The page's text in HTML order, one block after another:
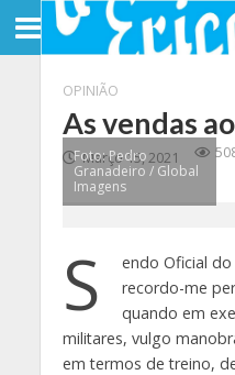
OPINIÃO
As vendas
Março 15, 2021
Foto: Pedro
Granadeiro / Global
Imagens
S
endo Oficial do
recordo-me
quando em
militares, vulgo
em termos de treino,